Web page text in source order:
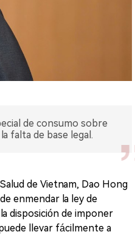
de consumo sobre
falta de base legal.
de Vietnam, Dao Hong
enmendar la ley de
disposición de imponer
llevar fácilmente a